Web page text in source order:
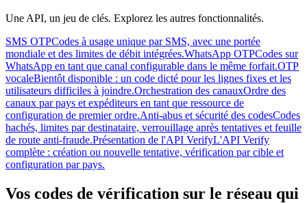
Une API, un jeu de clés. Explorez les autres fonctionnalités.
SMS OTPCodes à usage unique par SMS, avec une portée
mondiale et des limites de débit intégrées.WhatsApp OTPCodes sur
WhatsApp en tant que canal configurable dans le même forfait.OTP
vocaleBientôt disponible : un code dicté pour les lignes fixes et les
utilisateurs difficiles à joindre.Orchestration des canauxOrdre des
canaux par pays et expéditeurs en tant que ressource de
configuration de premier ordre.Anti-abus et sécurité des codesCodes
hachés, limites par destinataire, verrouillage après tentatives et feuille
de route anti-fraude.Présentation de l'API VerifyL'API Verify
complète : création ou nouvelle tentative, vérification par cible et
configuration par pays.
Vos codes de vérification sur le réseau qui